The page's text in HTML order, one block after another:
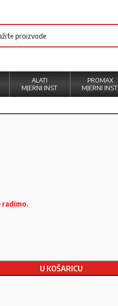
ALATI
MJERNI INST.
PROMAX
MJERNI INST.
U KOŠARICU